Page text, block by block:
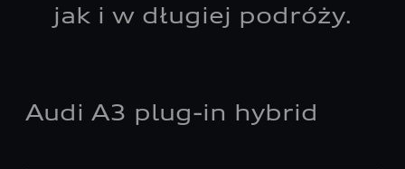
jak i w długiej podróży.
Audi A3 plug-in hybrid